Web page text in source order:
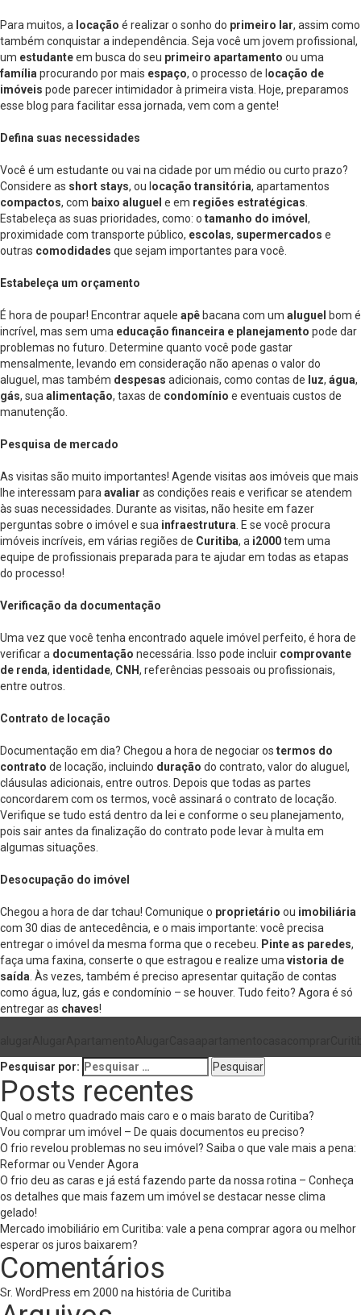
Para muitos, a locação é realizar o sonho do primeiro lar, assim como
também conquistar a independência. Seja você um jovem profissional,
um estudanteem busca do seu primeiro apartamento ou uma
família procurando por mais espaço, o processo de l ocação de
imóveis pode parecer intimidador à primeira vista. Hoje, preparamos
esse blog para facilitar essa jornada, vem com a gente!
Defina suas necessidades
Você é um estudante ou vai na cidade por um médio ou curto prazo?
Considere as short stays, ou l ocação transitória, apartamentos
compactos, com baixo aluguel e em regiões estratégicas
Estabeleça as suas prioridades, como: o tamanho do imóvel ,
proximidade com transporte público, escolas, supermercados e
outras comodidades que sejam importantes para você.
Estabeleça um orçamento
É hora de poupar! Encontrar aquele apê bacana com um aluguel bom é
incrível, mas sem uma educação financeira e planejamento pode dar
problemas no futuro. Determine quanto você pode gastar
mensalmente, levando em consideração não apenas o valor do
aluguel, mas também despesas adicionais, como contas de luz, água,
gás, sua alimentação, taxas de condomínio e eventuais custos de
manutenção.
Pesquisa de mercado
As visitas são muito importantes! Agende visitas aos imóveis que mais
lhe interessam para avaliar as condições reais e verificar se atendem
às suas necessidades. Durante as visitas, não hesite em fazer
perguntas sobre o imóvel e sua infraestrutura . E se você procura
imóveis incríveis, em várias regiões de Curitiba, a i2000tem uma
equipe de profissionais preparada para te ajudar em todas as etapas
do processo!
Verificação da documentação
Uma vez que você tenha encontrado aquele imóvel perfeito, é hora de
verificar a documentação necessária. Isso pode incluir comprovante
de renda, identidade, CNH, referências pessoais ou profissionais,
entre outros.
Contrato de locação
Documentação em dia? Chegou a hora de negociar os termos do
contrato de locação, incluindo duração do contrato, valor do aluguel,
cláusulas adicionais, entre outros. Depois que todas as partes
concordarem com os termos, você assinará o contrato de locação.
Verifique se tudo está dentro da lei e conforme o seu planejamento,
pois sair antes da finalização do contrato pode levar à multa em
algumas situações.
Desocupação do imóvel
Chegou a hora de dar tchau! Comunique o proprietário ou imobiliária
com 30 dias de antecedência, e o mais importante: você precisa
entregar o imóvel da mesma forma que o recebeu.
Pinte as paredes,
faça uma faxina, conserte o que estragou e realize uma vistoria de
saída . Às vezes, também é preciso apresentar quitação de contas
como água, luz, gás e condomínio – se houver. Tudo feito? Agora é só
entregar as chaves!
Pesquisar por:
Posts recentes
Qual o metro quadrado mais caro e o mais barato de Curitiba?
Vou comprar um imóvel – De quais documentos eu preciso?
O frio revelou problemas no seu imóvel? Saiba o que vale mais a pena:
Reformar ou Vender Agora
O frio deu as caras e já está fazendo parte da nossa rotina – Conheça
os detalhes que mais fazem um imóvel se destacar nesse clima
gelado!
Mercado imobiliário em Curitiba: vale a pena comprar agora ou melhor
esperar os juros baixarem?
Comentários
Sr. WordPress em 2000 na história de Curitiba